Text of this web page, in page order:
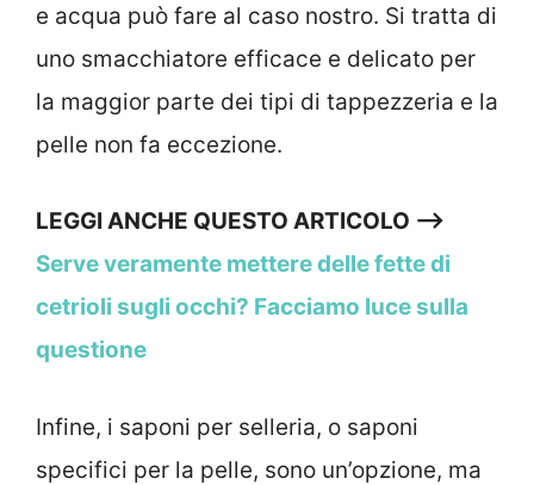
e acqua può fare al caso nostro. Si tratta di
uno smacchiatore efficace e delicato per
la maggior parte dei tipi di tappezzeria e la
pelle non fa eccezione.
LEGGI ANCHE QUESTO ARTICOLO –>
Serve veramente mettere delle fette di
cetrioli sugli occhi? Facciamo luce sulla
questione
Infine, i saponi per selleria, o saponi
specifici per la pelle, sono un’opzione, ma